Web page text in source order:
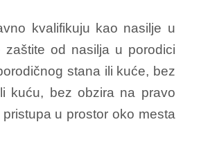
kvalifikuju kao nasilje u
od nasilja u porodici
stana ili kuće, bez
kuću, bez obzira na pravo
u prostor oko mesta